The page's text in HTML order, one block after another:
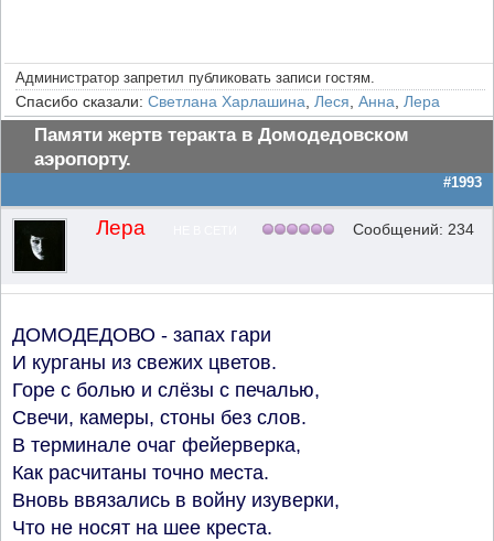
Администратор запретил публиковать записи гостям.
Спасибо сказали: Светлана Харлашина Леся Анна Лера
Памяти жертв теракта в Домодедовском
аэропорту.
#1993
Лера Сообщений: 234
ДОМОДЕДОВО - запах гари
И курганы из свежих цветов.
Горе с болью и слёзы с печалью,
Свечи, камеры, стоны без слов.
В терминале очаг фейерверка,
Как расчитаны точно места.
Вновь ввязались в войну изуверки,
Что не носят на шее креста.